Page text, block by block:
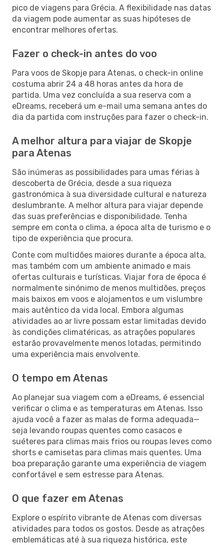
pico de viagens para Grécia. A flexibilidade nas datas
da viagem pode aumentar as suas hipóteses de
encontrar melhores ofertas.
Fazer o check-in antes do voo
Para voos de Skopje para Atenas, o check-in online
costuma abrir 24 a 48 horas antes da hora de
partida. Uma vez concluída a sua reserva com a
eDreams, receberá um e-mail uma semana antes do
dia da partida com instruções para fazer o check-in.
A melhor altura para viajar de Skopje
para Atenas
São inúmeras as possibilidades para umas férias à
descoberta de Grécia, desde a sua riqueza
gastronómica à sua diversidade cultural e natureza
deslumbrante. A melhor altura para viajar depende
das suas preferências e disponibilidade. Tenha
sempre em conta o clima, a época alta de turismo e o
tipo de experiência que procura.
Conte com multidões maiores durante a época alta,
mas também com um ambiente animado e mais
ofertas culturais e turísticas. Viajar fora de época é
normalmente sinónimo de menos multidões, preços
mais baixos em voos e alojamentos e um vislumbre
mais autêntico da vida local. Embora algumas
atividades ao ar livre possam estar limitadas devido
às condições climatéricas, as atrações populares
estarão provavelmente menos lotadas, permitindo
uma experiência mais envolvente.
O tempo em Atenas
Ao planejar sua viagem com a eDreams, é essencial
verificar o clima e as temperaturas em Atenas. Isso
ajuda você a fazer as malas de forma adequada—
seja levando roupas quentes como casacos e
suéteres para climas mais frios ou roupas leves como
shorts e camisetas para climas mais quentes. Uma
boa preparação garante uma experiência de viagem
confortável e sem estresse para Atenas.
O que fazer em Atenas
Explore o espírito vibrante de Atenas com diversas
atividades para todos os gostos. Desde as atrações
emblemáticas até à sua riqueza histórica, este